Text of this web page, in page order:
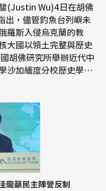
(Justin Wu)4日在胡佛
，儘管釣魚台列嶼未
羅斯入侵烏克蘭的教
大國以領土完整與歷史
沙加緬度分校歷史學者
龍籲民主陣營反制